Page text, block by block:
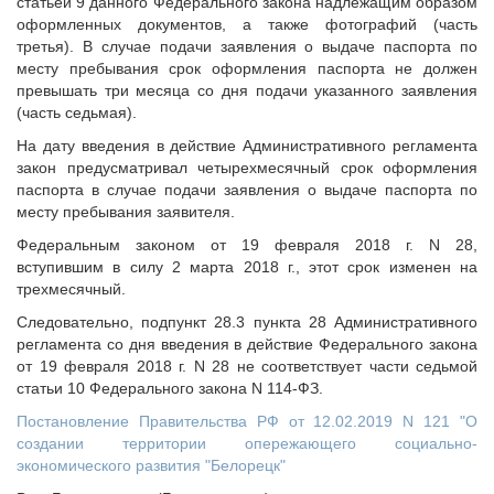
оформленных документов, а также фотографий (часть
третья). В случае подачи заявления о выдаче паспорта по
месту пребывания срок оформления паспорта не должен
превышать три месяца со дня подачи указанного заявления
(часть седьмая).
На дату введения в действие Административного регламента
закон предусматривал четырехмесячный срок оформления
паспорта в случае подачи заявления о выдаче паспорта по
месту пребывания заявителя.
Федеральным законом от 19 февраля 2018 г. N 28,
вступившим в силу 2 марта 2018 г., этот срок изменен на
трехмесячный.
Следовательно, подпункт 28.3 пункта 28 Административного
регламента со дня введения в действие Федерального закона
от 19 февраля 2018 г. N 28 не соответствует части седьмой
статьи 10 Федерального закона N 114-ФЗ.
Постановление Правительства РФ от 12.02.2019 N 121 "О
создании территории опережающего социально-
экономического развития "Белорецк"